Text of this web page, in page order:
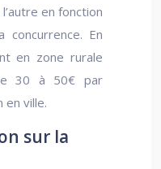
en fonction
En
en zone rurale
30 à 50€ par
en ville.
sur la